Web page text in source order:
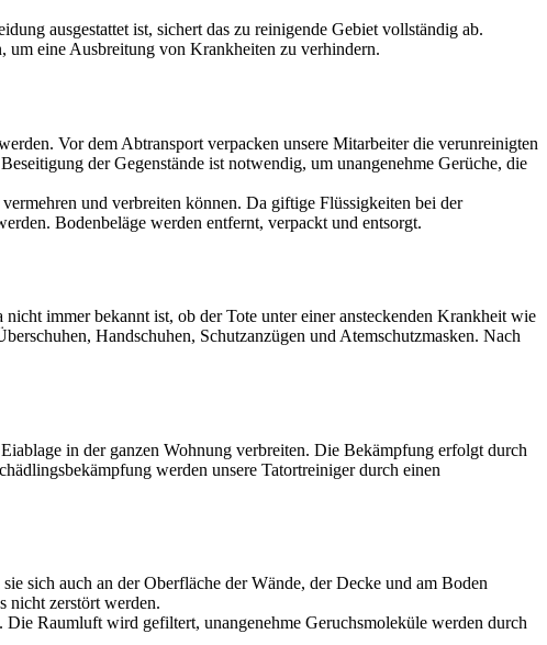
ausgestattet ist, sichert das zu reinigende Gebiet vollständig ab.
um eine Ausbreitung von Krankheiten zu verhindern.
Vor dem Abtransport verpacken unsere Mitarbeiter die verunreinigten
der Gegenstände ist notwendig, um unangenehme Gerüche, die
und verbreiten können. Da giftige Flüssigkeiten bei der
Bodenbeläge werden entfernt, verpackt und entsorgt.
immer bekannt ist, ob der Tote unter einer ansteckenden Krankheit wie
Handschuhen, Schutzanzügen und Atemschutzmasken. Nach
in der ganzen Wohnung verbreiten. Die Bekämpfung erfolgt durch
werden unsere Tatortreiniger durch einen
sich auch an der Oberfläche der Wände, der Decke und am Boden
nicht zerstört werden.
Raumluft wird gefiltert, unangenehme Geruchsmoleküle werden durch